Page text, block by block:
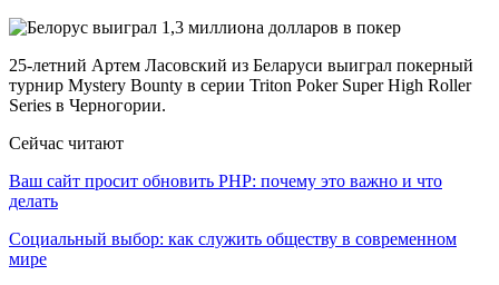
25-летний Артем Ласовский из Беларуси выиграл покерный
турнир Mystery Bounty в серии Triton Poker Super High Roller
Series в Черногории.
Сейчас читают
Ваш сайт просит обновить PHP: почему это важно и что
делать
Социальный выбор: как служить обществу в современном
мире